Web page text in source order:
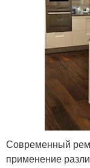
Современный
применение